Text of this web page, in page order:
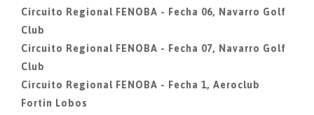
Circuito Regional FENOBA - Fecha 06, Navarro Golf
Club
Circuito Regional FENOBA - Fecha 07, Navarro Golf
Club
Circuito Regional FENOBA - Fecha 1, Aeroclub
Fortin Lobos